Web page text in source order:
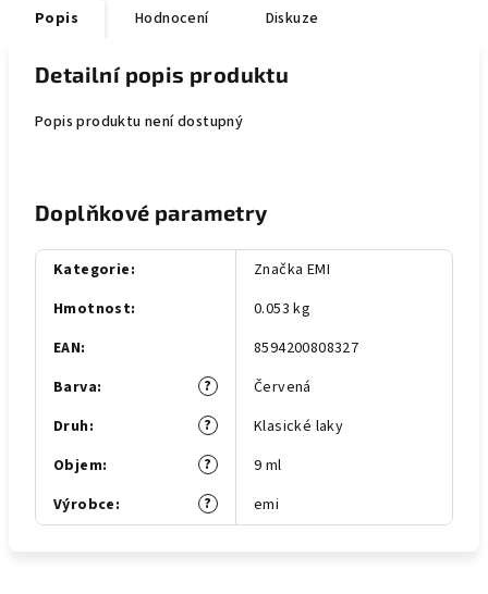
Popis Hodnocení Diskuze
Detailní popis produktu
Popis produktu není dostupný
Doplňkové parametry
Kategorie:
Značka EMI
Hmotnost:
0.053 kg
EAN:
8594200808327
?
Barva:
Červená
?
Druh:
Klasické laky
?
Objem:
9 ml
?
Výrobce: emi